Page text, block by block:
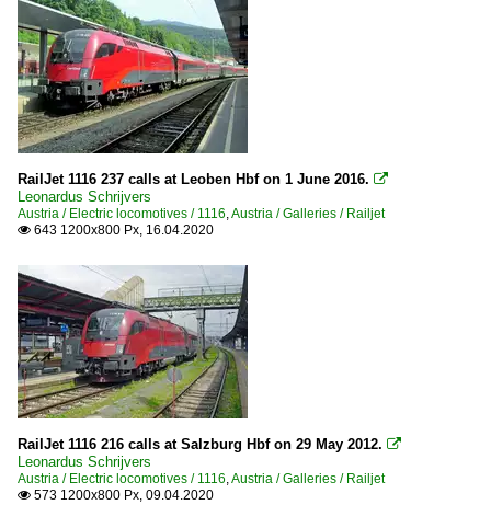
RailJet 1116 237 calls at Leoben Hbf on 1 June 2016. 
Leonardus Schrijvers
Austria / Electric locomotives / 1116,Austria / Galleries / Railjet
 643 1200x800 Px, 16.04.2020
RailJet 1116 216 calls at Salzburg Hbf on 29 May 2012. 
Leonardus Schrijvers
Austria / Electric locomotives / 1116,Austria / Galleries / Railjet
 573 1200x800 Px, 09.04.2020